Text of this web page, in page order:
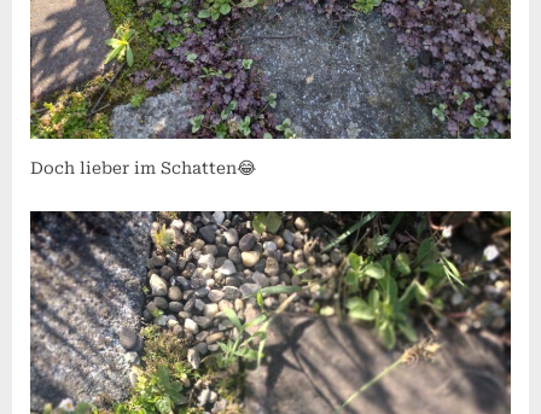
Doch lieber im Schatten😂